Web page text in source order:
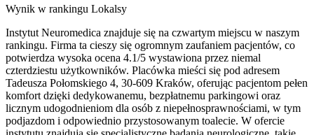
Wynik w rankingu Lokalsy
Instytut Neuromedica znajduje się na czwartym miejscu w naszym
rankingu. Firma ta cieszy się ogromnym zaufaniem pacjentów, co
potwierdza wysoka ocena 4.1/5 wystawiona przez niemal
czterdziestu użytkowników. Placówka mieści się pod adresem
Tadeusza Połomskiego 4, 30-609 Kraków, oferując pacjentom pełen
komfort dzięki dedykowanemu, bezpłatnemu parkingowi oraz
licznym udogodnieniom dla osób z niepełnosprawnościami, w tym
podjazdom i odpowiednio przystosowanym toalecie. W ofercie